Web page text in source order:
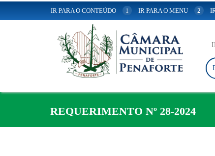
IR PARA O CONTEÚDO 1 IR PARA O MENU 2
REQUERIMENTO Nº 28-2024